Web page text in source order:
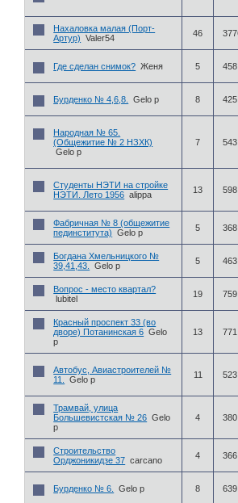
Нахаловка малая (Порт-
Артур)
Valer54 46
Где сделан снимок? Женя 5 458
Бурденко № 4,6,8. Gelo p 8 425
Народная № 65.
(Общежитие № 2 НЗХК)
Gelo p
7 543
Студенты НЭТИ на стройке
НЭТИ. Лето 1956 alippa 13 598
Фабричная № 8 (общежитие
пединститута)
Gelo p 5 368
Богдана Хмельницкого №
39,41,43.
Gelo p 5 463
Вопрос - место квартал?
lubitel
19 759
Красный проспект 33 (во
дворе) Потанинская 6 Gelo
p
13 771
Автобус, Авиастроителей №
11.
Gelo p 11 523
Трамвай, улица
Большевистская № 26 Gelo
p
4 380
Строительство
Орджоникидзе 37 carcano 4 366
Бурденко № 6. Gelo p 8 639